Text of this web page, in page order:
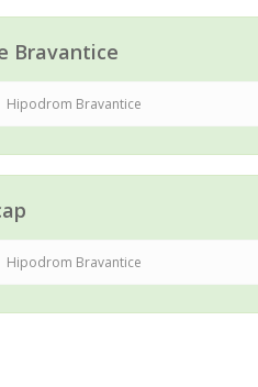
Bravantice
Bravantice
Bravantice